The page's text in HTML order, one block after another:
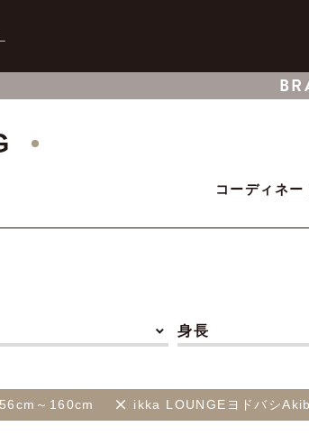
コーディネー
身長
～160cm ikka LOUNGEヨドバシ